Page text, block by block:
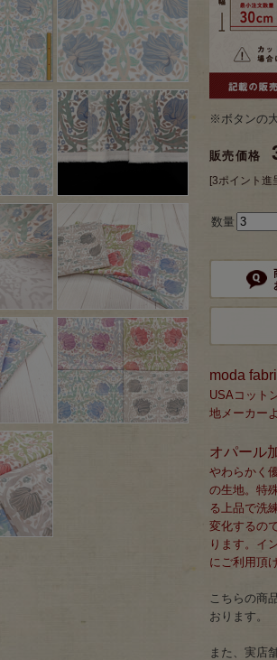
※ボタンの
販売価格
[3ポイント進
数量
moda
USAコット
地メーカー
オパール
やわらかく
の生地。特
る上品で洗
変化するの
ります。イ
にご利用頂
こちらの商
おります。
また、実店